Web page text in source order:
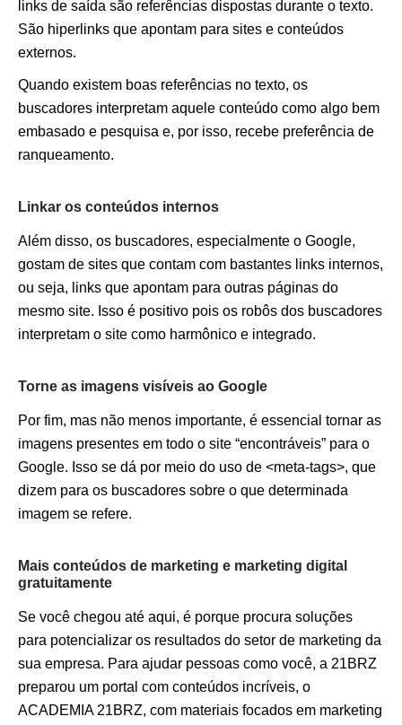
links de saída são referências dispostas durante o texto.
São hiperlinks que apontam para sites e conteúdos
externos.
Quando existem boas referências no texto, os
buscadores interpretam aquele conteúdo como algo bem
embasado e pesquisa e, por isso, recebe preferência de
ranqueamento.
Linkar os conteúdos internos
Além disso, os buscadores, especialmente o Google,
gostam de sites que contam com bastantes links internos,
ou seja, links que apontam para outras páginas do
mesmo site. Isso é positivo pois os robôs dos buscadores
interpretam o site como harmônico e integrado.
Torne as imagens visíveis ao Google
Por fim, mas não menos importante, é essencial tornar as
imagens presentes em todo o site “encontráveis” para o
Google. Isso se dá por meio do uso de <meta-tags>, que
dizem para os buscadores sobre o que determinada
imagem se refere.
Mais conteúdos de marketing e marketing digital
gratuitamente
Se você chegou até aqui, é porque procura soluções
para potencializar os resultados do setor de marketing da
sua empresa. Para ajudar pessoas como você, a 21BRZ
preparou um portal com conteúdos incríveis, o
ACADEMIA 21BRZ, com materiais focados em marketing